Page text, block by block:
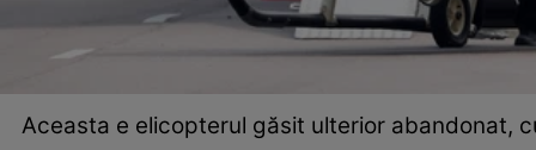
Aceasta e elicopterul găsit ulterior abandonat,